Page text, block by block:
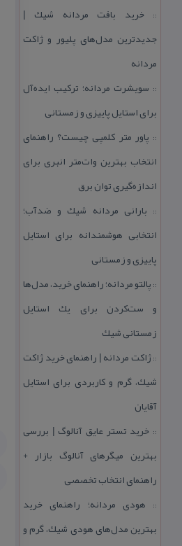
::خرید بافت مردانه شیك |
جدیدترین مدل‌های پلیور و ژاكت
مردانه
:: سویشرت مردانه؛ تركیب ایده‌آل
برای استایل پاییزی و زمستانی
:: پاور متر كلمپی چیست؟ راهنمای
انتخاب بهترین وات‌متر انبری برای
اندازه‌گیری توان برق
:: بارانی مردانه شیك و ضدآب؛
انتخابی هوشمندانه برای استایل
پاییزی و زمستانی
:: پالتو مردانه؛ راهنمای خرید، مدل‌ها
و ست‌كردن برای یك استایل
زمستانی شیك
::ژاكت مردانه | راهنمای خرید ژاكت
شیك، گرم و كاربردی برای استایل
آقایان
:: خرید تستر عایق آنالوگ | بررسی
بهترین میگرهای آنالوگ بازار +
راهنمای انتخاب تخصصی
:: هودی مردانه؛ راهنمای خرید
بهترین مدل‌های هودی شیك، گرم و